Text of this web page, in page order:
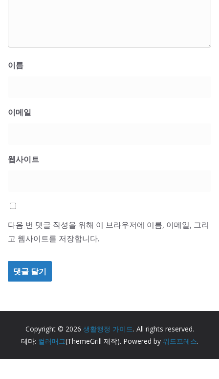
이름
이메일
웹사이트
다음 번 댓글 작성을 위해 이 브라우저에 이름, 이메일, 그리
고 웹사이트를 저장합니다.
Copyright © 2026 생활행정 가이드. All rights reserved.
테마: 컬러매그(ThemeGrill 제작). Powered by 워드프레스.